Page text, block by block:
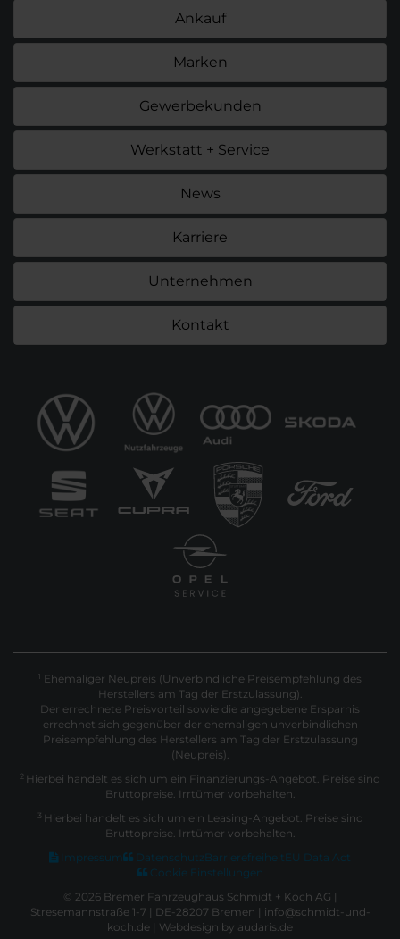
Ankauf
Marken
Gewerbekunden
Werkstatt + Service
News
Karriere
Unternehmen
Kontakt
1 Ehemaliger Neupreis (Unverbindliche Preisempfehlung des
Herstellers am Tag der Erstzulassung).
Der errechnete Preisvorteil sowie die angegebene Ersparnis
errechnet sich gegenüber der ehemaligen unverbindlichen
Preisempfehlung des Herstellers am Tag der Erstzulassung
(Neupreis).
2 Hierbei handelt es sich um ein Finanzierungs-Angebot. Preise sind
Bruttopreise. Irrtümer vorbehalten.
3 Hierbei handelt es sich um ein Leasing-Angebot. Preise sind
Bruttopreise. Irrtümer vorbehalten.
Impressum
Datenschutz Barrierefreiheit EU Data Act
Cookie Einstellungen
© 2026 Bremer Fahrzeughaus Schmidt + Koch AG |
Stresemannstraße 1-7 | DE-28207 Bremen | info@schmidt-und-
koch.de | Webdesign by audaris.de